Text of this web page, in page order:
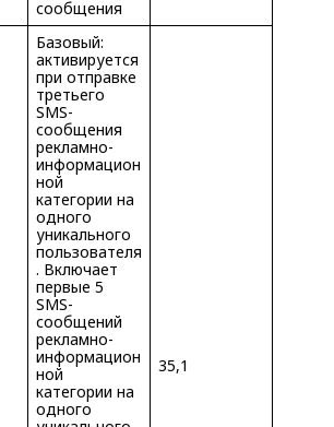
сообщения
Базовый:
активируется
при отправке
третьего
SMS-
сообщения
рекламно-
информацион
ной
категории на
одного
уникального
пользователя
. Включает
первые 5
SMS-
сообщений
рекламно-
информацион
ной
категории на
одного
35,1